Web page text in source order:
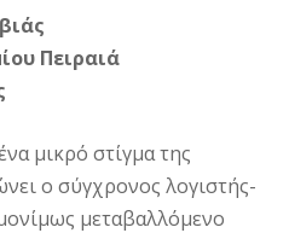
Πειραιά
μικρό στίγμα της
ο σύγχρονος λογιστής-
μεταβαλλόμενο